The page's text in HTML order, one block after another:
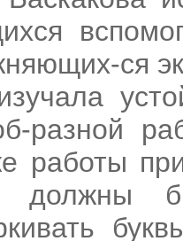
ся
разной
работы
должны